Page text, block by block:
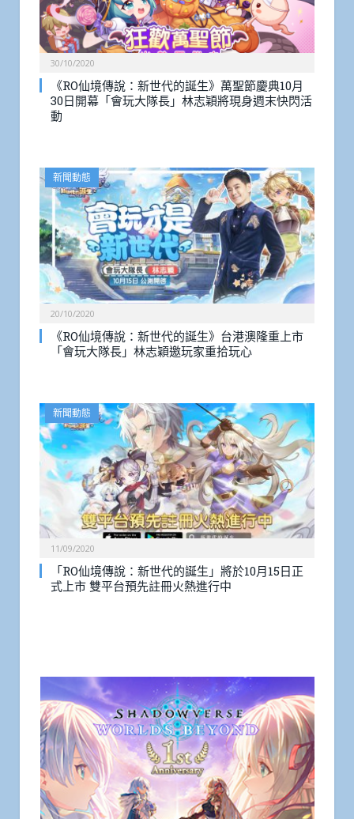
30/10/2020
《RO仙境傳說：新世代的誕生》萬聖節慶典10月
30日開幕「會玩大隊長」林志穎將現身週末快閃活
動
新聞動態
20/10/2020
《RO仙境傳說：新世代的誕生》台港澳隆重上市
「會玩大隊長」林志穎邀玩家重拾玩心
新聞動態
11/09/2020
「RO仙境傳說：新世代的誕生」將於10月15日正
式上市 雙平台預先註冊火熱進行中